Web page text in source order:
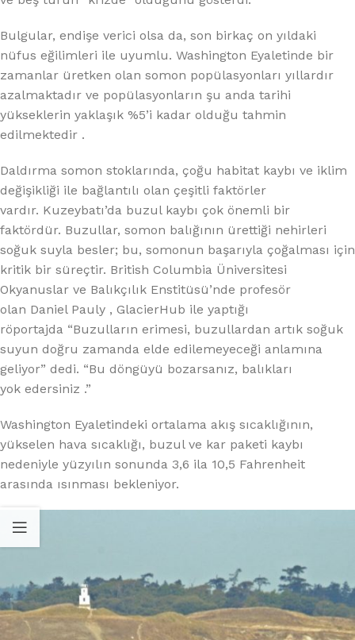
Bulgular, endişe verici olsa da, son birkaç on yıldaki
nüfus eğilimleri ile uyumlu. Washington Eyaletinde bir
zamanlar üretken olan somon popülasyonları yıllardır
azalmaktadır ve popülasyonların şu anda tarihi
yükseklerin yaklaşık %5’i kadar olduğu tahmin
edilmektedir .
Daldırma somon stoklarında, çoğu habitat kaybı ve iklim
değişikliği ile bağlantılı olan çeşitli faktörler
vardır. Kuzeybatı’da buzul kaybı çok önemli bir
faktördür. Buzullar, somon balığının ürettiği nehirleri
soğuk suyla besler; bu, somonun başarıyla çoğalması için
kritik bir süreçtir. British Columbia Üniversitesi
Okyanuslar ve Balıkçılık Enstitüsü’nde profesör
olan Daniel Pauly , GlacierHub ile yaptığı
röportajda “Buzulların erimesi, buzullardan artık soğuk
suyun doğru zamanda elde edilemeyeceği anlamına
geliyor” dedi. “Bu döngüyü bozarsanız, balıkları
yok edersiniz .”
Washington Eyaletindeki ortalama akış sıcaklığının,
yükselen hava sıcaklığı, buzul ve kar paketi kaybı
nedeniyle yüzyılın sonunda 3,6 ila 10,5 Fahrenheit
arasında ısınması bekleniyor.